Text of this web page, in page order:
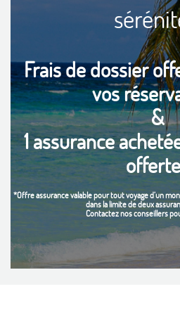
Frais de dossier
vos
&
1 assurance
*Offre assurance valable pour tout voyage d’un
dans la limite de deux
Contactez nos conseillers